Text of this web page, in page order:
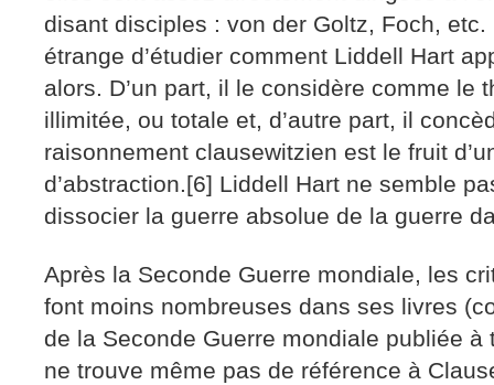
disant disciples : von der Goltz, Foch,
étrange d’étudier comment Liddell Hart
alors. D’un part, il le considère comme le
illimitée, ou totale et, d’autre part, il
raisonnement clausewitzien est le fruit
d’abstraction.[6] Liddell Hart ne semble
dissocier la guerre absolue de la guerre
Après la Seconde Guerre mondiale, les
font moins nombreuses dans ses livres
de la Seconde Guerre mondiale publiée à
ne trouve même pas de référence à